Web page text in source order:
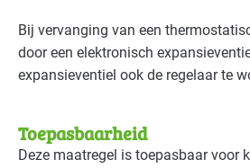
Bij vervanging van een
door een elektronisch
expansieventiel ook de regelaar te
Toepasbaarheid
Deze maatregel is toepasbaar voor